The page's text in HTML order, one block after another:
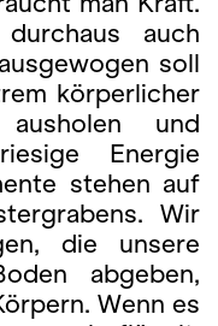
auch
soll
körperlicher
und
Energie
stehen auf
Wir
die unsere
abgeben,
Wenn es